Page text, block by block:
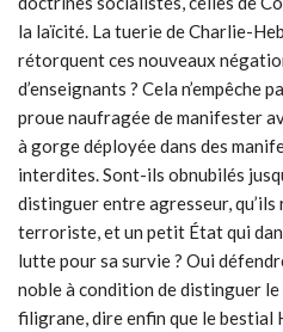
la laïcité. La tuerie de Charlie-
rétorquent ces nouveaux
d’enseignants ? Cela n’empêche
proue naufragée de manifester
à gorge déployée dans des
interdites. Sont-ils obnubilés
distinguer entre agresseur,
terroriste, et un petit État qui
lutte pour sa survie ? Oui
noble à condition de distinguer le
filigrane, dire enfin que le bestial